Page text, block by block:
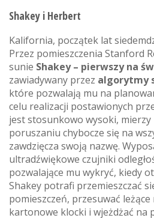
Shakey i Herbert
Kalifornia, początek lat
Przez pomieszczenia Stanford
sunie Shakey – pierwszy na
zawiadywany przez algorytmy
które pozwalają mu na
celu realizacji postawionych
jest stosunkowo wysoki, mierzy
poruszaniu chybocze się na
zawdzięcza swoją nazwę.
ultradźwiękowe czujniki
pozwalające mu wykryć, kiedy
Shakey potrafi przemieszczać
pomieszczeń, przesuwać leżące
kartonowe klocki i wjeżdżać na